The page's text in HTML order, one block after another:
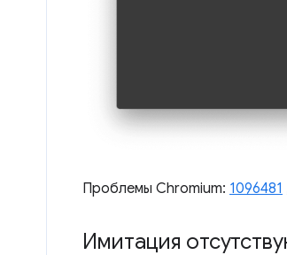
Проблемы Chromium: 1096481
Имитация